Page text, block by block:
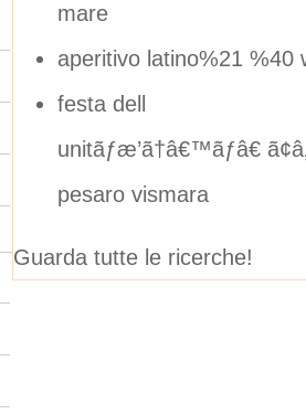
mare
aperitivo latino%21 %40
festa dell
unitãƒæ’ã†â€™ãƒâ€
pesaro vismara
Guarda tutte le ricerche!